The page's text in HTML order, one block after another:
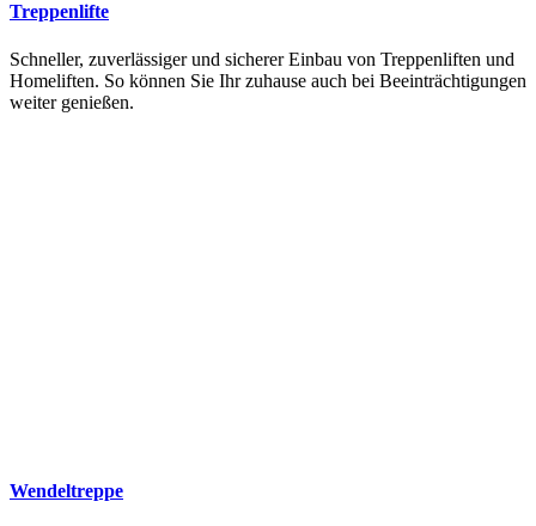
Treppenlifte
Schneller, zuverlässiger und sicherer Einbau von Treppenliften und
Homeliften. So können Sie Ihr zuhause auch bei Beeinträchtigungen
weiter genießen.
Wendeltreppe